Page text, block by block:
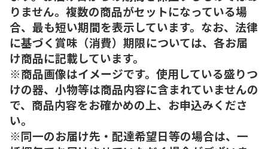
りません。複数の商品がセットになっている場
合、最も短い期間を表示しています。なお、法律
に基づく賞味（消費）期限については、各お届
け商品に記載しています。
※商品画像はイメージです。使用している盛りつ
けの器、小物等は商品内容に含まれていませんの
で、商品内容をお確かめの上、お申込みくださ
い。
※同一のお届け先・配達希望日等の場合は、一